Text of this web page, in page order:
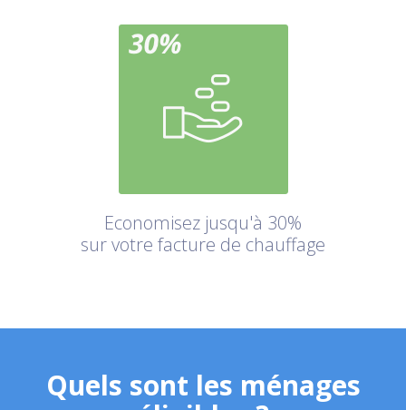
Economisez jusqu'à 30%
sur votre facture de chauffage
Quels sont les ménages